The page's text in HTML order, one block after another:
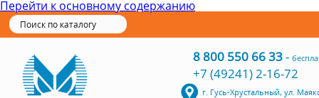
Перейти к основному содержанию
8 800 550 66 33-
+7 (49241) 2-16-72
г. Гусь-Хрустальный, ул.